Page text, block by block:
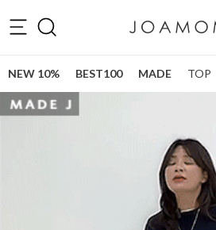
NEW 10% BEST100 MADE TOP